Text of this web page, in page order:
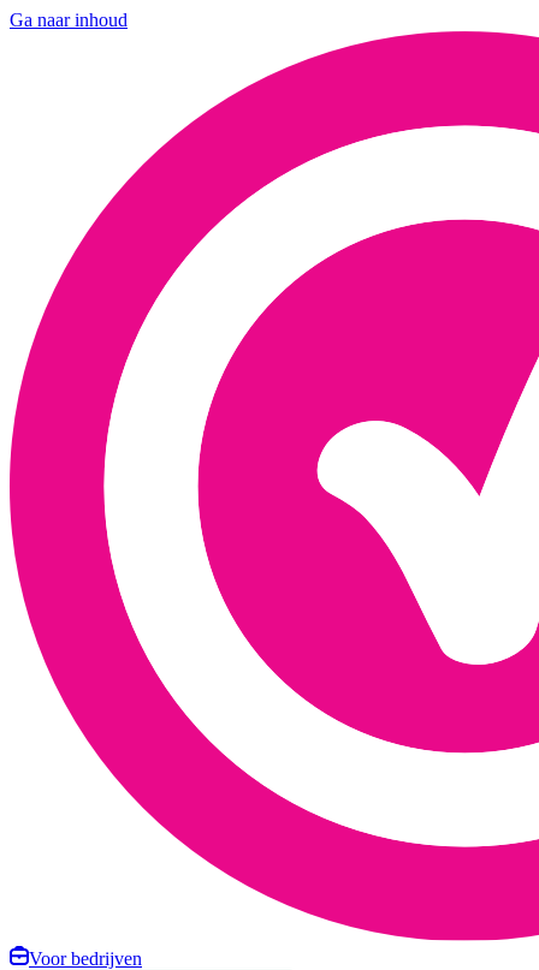
Ga naar inhoud
Voor bedrijven